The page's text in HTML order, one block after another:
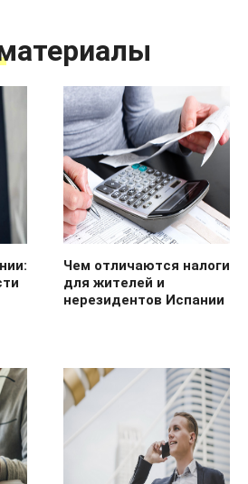
Чем отличаются налоги
для жителей и
нерезидентов Испании